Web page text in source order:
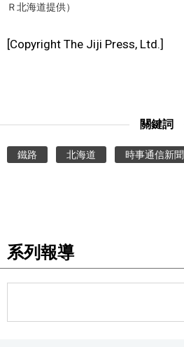
Ｒ北海道提供）
[Copyright The Jiji Press, Ltd.]
關鍵詞
鐵路 北海道 時事通信新聞
系列報導